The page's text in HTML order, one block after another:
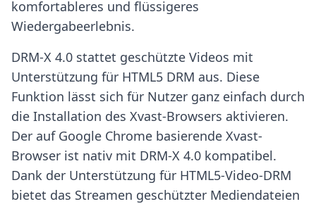
komfortableres und flüssigeres
Wiedergabeerlebnis.
DRM-X 4.0 stattet geschützte Videos mit
Unterstützung für HTML5 DRM aus. Diese
Funktion lässt sich für Nutzer ganz einfach durch
die Installation des Xvast-Browsers aktivieren.
Der auf Google Chrome basierende Xvast-
Browser ist nativ mit DRM-X 4.0 kompatibel.
Dank der Unterstützung für HTML5-Video-DRM
bietet das Streamen geschützter Mediendateien